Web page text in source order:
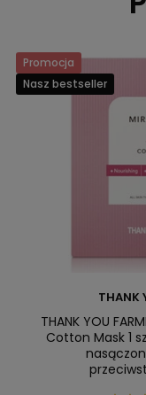
Promocja
Nasz bestseller
THANK
THANK YOU
Cotton Mask 1